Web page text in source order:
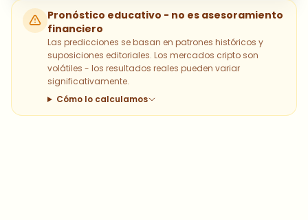
Pronóstico educativo - no es asesoramiento
financiero
Las predicciones se basan en patrones históricos y
suposiciones editoriales. Los mercados cripto son
volátiles - los resultados reales pueden variar
significativamente.
Cómo lo calculamos